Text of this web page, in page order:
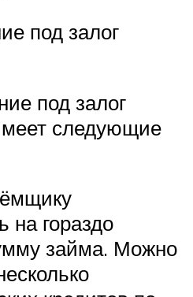
под залог
под залог
следующие
на гораздо
займа. Можно